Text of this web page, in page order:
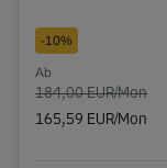
-10%
Ab
184,00 EUR/Mon
165,59 EUR/Mon